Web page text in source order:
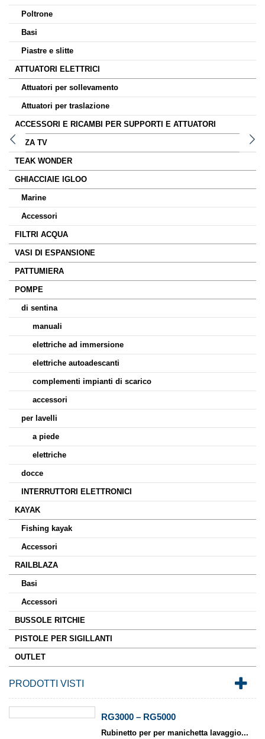
Poltrone
Basi
Piastre e slitte
ATTUATORI ELETTRICI
Attuatori per sollevamento
Attuatori per traslazione
ACCESSORI E RICAMBI PER SUPPORTI E ATTUATORI
ALZA TV
TEAK WONDER
GHIACCIAIE IGLOO
Marine
Accessori
FILTRI ACQUA
VASI DI ESPANSIONE
PATTUMIERA
POMPE
di sentina
manuali
elettriche ad immersione
elettriche autoadescanti
complementi impianti di scarico
accessori
per lavelli
a piede
elettriche
docce
INTERRUTTORI ELETTRONICI
KAYAK
Fishing kayak
Accessori
RAILBLAZA
Basi
Accessori
BUSSOLE RITCHIE
PISTOLE PER SIGILLANTI
OUTLET
PRODOTTI VISTI
RG3000 – RG5000
Rubinetto per per manichetta lavaggio...